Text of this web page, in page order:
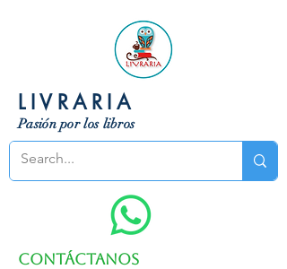
LIVRARIA
Pasión por los libros
Contáctanos